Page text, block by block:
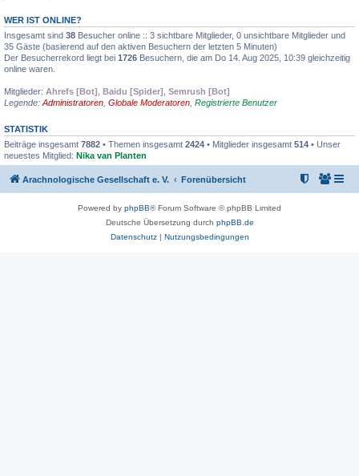
WER IST ONLINE?
Insgesamt sind 38 Besucher online :: 3 sichtbare Mitglieder, 0 unsichtbare Mitglieder und
35 Gäste (basierend auf den aktiven Besuchern der letzten 5 Minuten)
Der Besucherrekord liegt bei 1726 Besuchern, die am Do 14. Aug 2025, 10:39 gleichzeitig
online waren.
Mitglieder: Ahrefs [Bot] Baidu [Spider] Semrush [Bot]
Legende: Administratoren Globale Moderatoren Registrierte Benutzer
STATISTIK
Beiträge insgesamt 7882 • Themen insgesamt 2424 • Mitglieder insgesamt 514 • Unser
neuestes Mitglied: Nika van Planten
Arachnologische Gesellschaft e. V. Forenübersicht
Powered by phpBB® Forum Software © phpBB Limited
Deutsche Übersetzung durch phpBB.de
Datenschutz| Nutzungsbedingungen